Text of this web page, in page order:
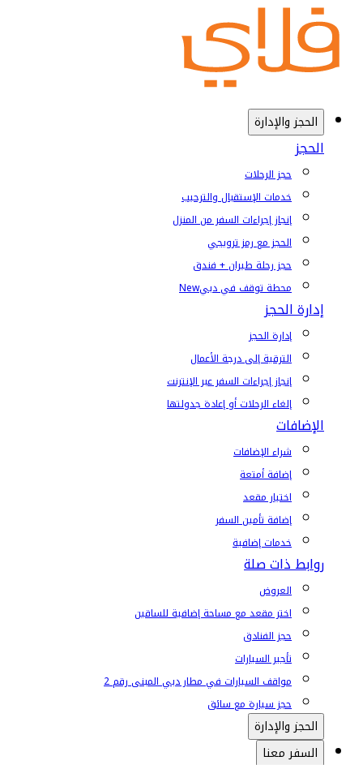
الحجز والإدارة
الحجز
حجز الرحلات
خدمات الإستقبال والترحيب
إنجاز إجراءات السفر من المنزل
الحجز مع رمز ترويجي
حجز رحلة طيران + فندق
محطة توقف في دبيNew
إدارة الحجز
إدارة الحجز
الترقية إلى درجة الأعمال
إنجاز إجراءات السفر عبر الإنترنت
إلغاء الرحلات أو إعادة جدولتها
الإضافات
شراء الإضافات
إضافة أمتعة
اختيار مقعد
إضافة تأمين السفر
خدمات إضافية
روابط ذات صلة
العروض
اختر مقعد مع مساحة إضافية للساقين
حجز الفنادق
تأجير السيارات
مواقف السيارات في مطار دبي المبنى رقم 2
حجز سيارة مع سائق
الحجز والإدارة
السفر معنا